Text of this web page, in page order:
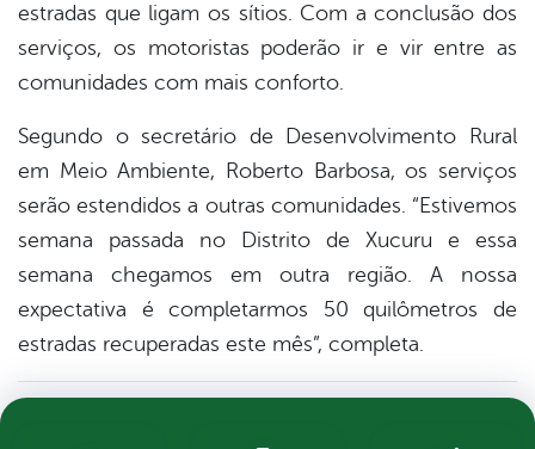
estradas que ligam os sítios. Com a conclusão dos
serviços, os motoristas poderão ir e vir entre as
comunidades com mais conforto.
Segundo o secretário de Desenvolvimento Rural
em Meio Ambiente, Roberto Barbosa, os serviços
serão estendidos a outras comunidades. “Estivemos
semana passada no Distrito de Xucuru e essa
semana chegamos em outra região. A nossa
expectativa é completarmos 50 quilômetros de
estradas recuperadas este mês”, completa.